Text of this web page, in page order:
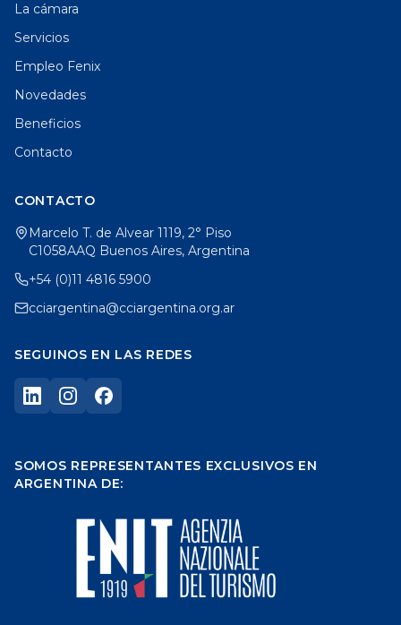
La cámara
Servicios
Empleo Fenix
Novedades
Beneficios
Contacto
CONTACTO
Marcelo T. de Alvear 1119, 2° Piso
C1058AAQ Buenos Aires, Argentina
+54 (0)11 4816 5900
cciargentina@cciargentina.org.ar
SEGUINOS EN LAS REDES
SOMOS REPRESENTANTES EXCLUSIVOS EN
ARGENTINA DE: